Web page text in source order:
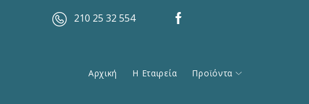
210 25 32 554
Αρχική Η Εταιρεία Προϊόντα